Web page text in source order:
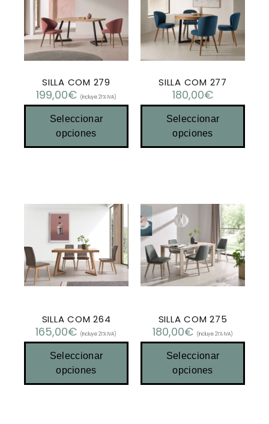
SILLA COM 279
199,00€ (Incluye 21% IVA)
Seleccionar
opciones
SILLA COM 277
180,00€
Seleccionar
opciones
SILLA COM 264
165,00€ (Incluye 21% IVA)
Seleccionar
opciones
SILLA COM 275
180,00€ (Incluye 21% IVA)
Seleccionar
opciones